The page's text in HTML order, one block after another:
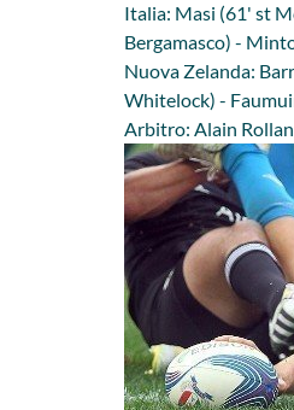
Italia: Masi (61' st
Bergamasco) -
Nuova Zelanda:
Whitelock) -
Arbitro: Alain